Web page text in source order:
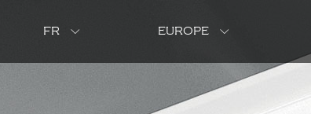
FR EUROPE